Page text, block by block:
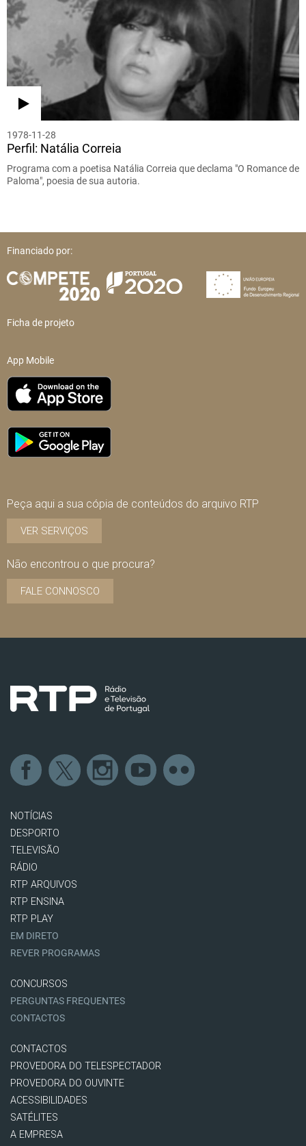
1978-11-28
Perfil: Natália Correia
Programa com a poetisa Natália Correia que declama "O Romance de
Paloma", poesia de sua autoria.
Financiado por:
Ficha de projeto
App Mobile
Peça aqui a sua cópia de conteúdos do arquivo RTP
VER SERVIÇOS
Não encontrou o que procura?
FALE CONNOSCO
NOTÍCIAS
DESPORTO
TELEVISÃO
RÁDIO
RTP ARQUIVOS
RTP ENSINA
RTP PLAY
EM DIRETO
REVER PROGRAMAS
CONCURSOS
PERGUNTAS FREQUENTES
CONTACTOS
CONTACTOS
PROVEDORA DO TELESPECTADOR
PROVEDORA DO OUVINTE
ACESSIBILIDADES
SATÉLITES
A EMPRESA